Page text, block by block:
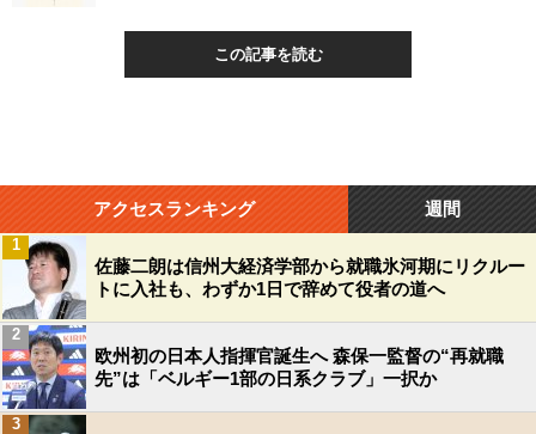
この記事を読む
アクセスランキング 週間
佐藤二朗は信州大経済学部から就職氷河期にリクルー
トに入社も、わずか1日で辞めて役者の道へ
1
欧州初の日本人指揮官誕生へ 森保一監督の“再就職
先”は「ベルギー1部の日系クラブ」一択か
2
3